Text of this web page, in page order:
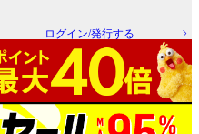
ログイン/発行する